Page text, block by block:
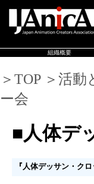
組織概要
＞TOP ＞活
ー会
■人体デ
『人体デッサン・ク